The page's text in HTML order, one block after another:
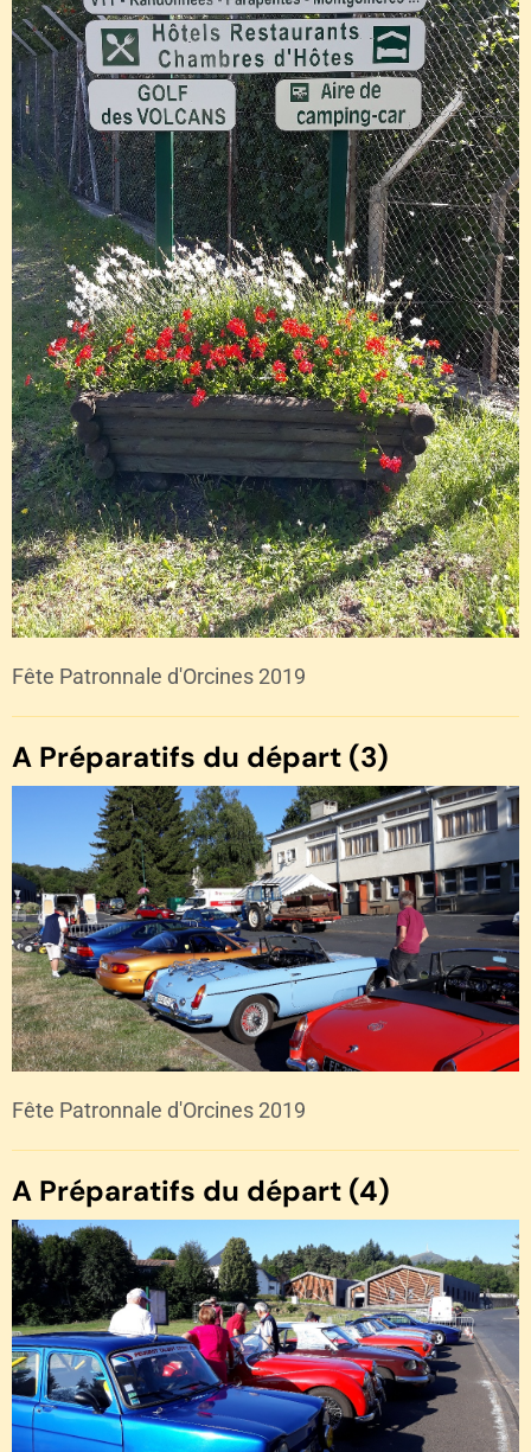
Fête Patronnale d'Orcines 2019
A Préparatifs du départ (3)
Fête Patronnale d'Orcines 2019
A Préparatifs du départ (4)